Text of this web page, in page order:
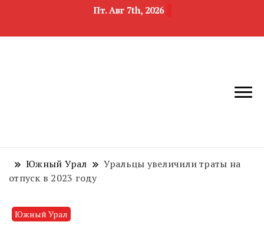
Пт. Авг 7th, 2026
область
Южный Урал
Уральцы увеличили траты на
отпуск в 2023 году
Южный Урал